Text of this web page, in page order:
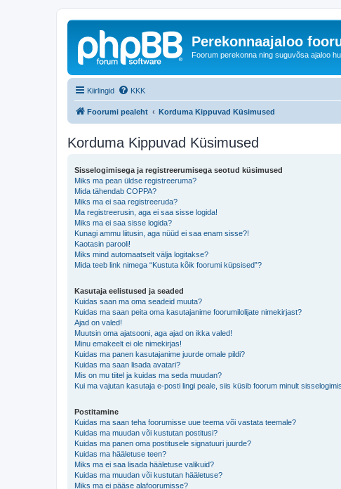
Perekonnaajaloo
Foorum perekonna ning suguvõsa ajaloo
Kiirlingid KKK
Foorumi pealeht Korduma Kippuvad Küsimused
Korduma Kippuvad Küsimused
Sisselogimisega ja registreerumisega seotud küsimused
Miks ma pean üldse registreeruma?
Mida tähendab COPPA?
Miks ma ei saa registreeruda?
Ma registreerusin, aga ei saa sisse logida!
Miks ma ei saa sisse logida?
Kunagi ammu liitusin, aga nüüd ei saa enam sisse?!
Kaotasin parooli!
Miks mind automaatselt välja logitakse?
Mida teeb link nimega “Kustuta kõik foorumi küpsised”?
Kasutaja eelistused ja seaded
Kuidas saan ma oma seadeid muuta?
Kuidas ma saan peita oma kasutajanime foorumilolijate nimekirjast?
Ajad on valed!
Muutsin oma ajatsooni, aga ajad on ikka valed!
Minu emakeelt ei ole nimekirjas!
Kuidas ma panen kasutajanime juurde omale pildi?
Kuidas ma saan lisada avatari?
Mis on mu tiitel ja kuidas ma seda muudan?
Kui ma vajutan kasutaja e-posti lingi peale, siis küsib foorum minult
Postitamine
Kuidas ma saan teha foorumisse uue teema või vastata teemale?
Kuidas ma muudan või kustutan postitusi?
Kuidas ma panen oma postitusele signatuuri juurde?
Kuidas ma hääletuse teen?
Miks ma ei saa lisada hääletuse valikuid?
Kuidas ma muudan või kustutan hääletuse?
Miks ma ei pääse alafoorumisse?